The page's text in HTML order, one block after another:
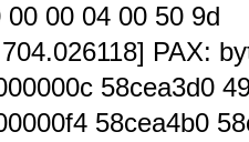
00 00 04 00 50 9d
PAX:
58cea3d0
58cea4b0